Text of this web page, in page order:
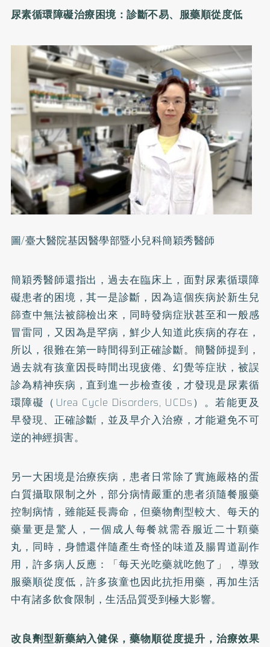
尿素循環障礙治療困境：診斷不易、服藥順從度低
圖/臺大醫院基因醫學部暨小兒科簡穎秀醫師
簡穎秀醫師還指出，過去在臨床上，面對尿素循環障
礙患者的困境，其一是診斷，因為這個疾病於新生兒
篩查中無法被篩檢出來，同時發病症狀甚至和一般感
冒雷同，又因為是罕病，鮮少人知道此疾病的存在，
所以，很難在第一時間得到正確診斷。簡醫師提到，
過去就有孩童因長時間出現疲倦、幻覺等症狀，被誤
診為精神疾病，直到進一步檢查後，才發現是尿素循
環障礙（Urea Cycle Disorders, UCDs）。若能更及
早發現、正確診斷，並及早介入治療，才能避免不可
逆的神經損害。
另一大困境是治療疾病，患者日常除了實施嚴格的蛋
白質攝取限制之外，部分病情嚴重的患者須隨餐服藥
控制病情，雖能延長壽命，但藥物劑型較大、每天的
藥量更是驚人，一個成人每餐就需吞服近二十顆藥
丸，同時，身體還伴隨產生奇怪的味道及腸胃道副作
用，許多病人反應：「每天光吃藥就吃飽了」，導致
服藥順從度低，許多孩童也因此抗拒用藥，再加生活
中有諸多飲食限制，生活品質受到極大影響。
改良劑型新藥納入健保，藥物順從度提升，治療效果